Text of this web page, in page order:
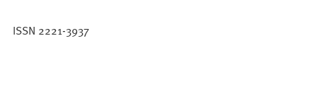
i
ISSN 2221-3937